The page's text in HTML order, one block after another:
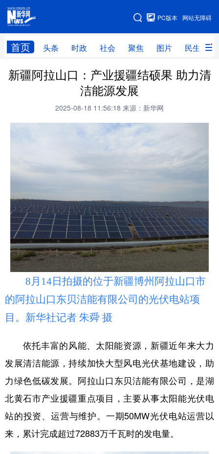
网站无障碍
PC版本
首页 头条 时政 社会 聚焦 图片 民生
网站地图
头条 时政 社会 聚焦
民生 访谈
服务
云看书画
廉政频道 新华视角看新疆
北京 天津 河北 山西
辽宁 吉林 上海 江苏
浙江 安徽 福建 江西
山东 河南 湖北 湖南
广东 广西 海南 重庆
四川 贵州
新疆 内蒙古 黑龙江
多语种频道
English Español Français عربى
Русский язык 日本語
新疆阿拉山口：产业援疆结硕果 助力清
洁能源发展
2025-08-18 11:56:18 来源：新华网
8月14日拍摄的位于新疆博州阿拉山口市
的阿拉山口东贝洁能有限公司的光伏电站项
目。新华社记者 朱舜 摄
依托丰富的风能、太阳能资源，新疆近年来大力
发展清洁能源，持续加快大型风电光伏基地建设，助
力绿色低碳发展。阿拉山口东贝洁能有限公司，是湖
北黄石市产业援疆重点项目，主要从事太阳能光伏电
站的投资、运营与维护。一期50MW光伏电站运营以
来，累计完成超过72883万千瓦时的发电量。